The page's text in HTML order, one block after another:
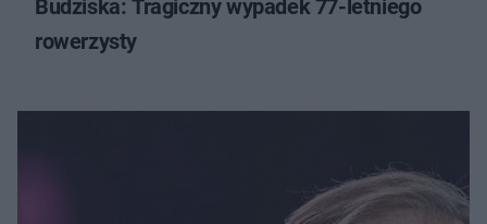
Budziska: Tragiczny wypadek 77-letniego
rowerzysty